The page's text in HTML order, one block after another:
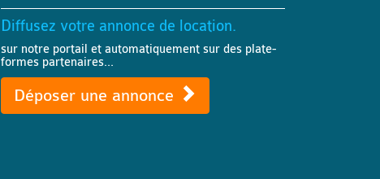
Diffusez votre annonce de location.
sur notre portail et automatiquement sur des plate-
formes partenaires...
Déposer une annonce